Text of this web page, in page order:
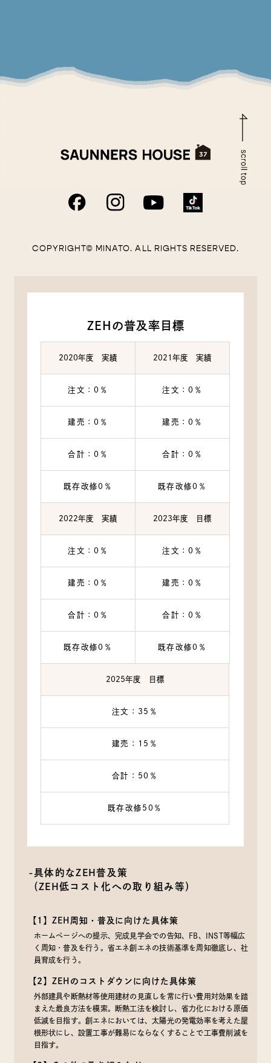
COPYRIGHT© MINATO. ALL RIGHTS RESERVED.
ZEHの普及率目標
2020年度 実績 2021年度 実績
注文：0％ 注文：0％
建売：0％ 建売：0％
合計：0％ 合計：0％
既存改修0％ 既存改修0％
2022年度 実績 2023年度 目標
注文：0％ 注文：0％
建売：0％ 建売：0％
合計：0％ 合計：0％
既存改修0％ 既存改修0％
2025年度 目標
注文：35％
建売：15％
合計：50％
既存改修50％
-具体的なZEH普及策
（ZEH低コスト化への取り組み等）
【1】ZEH周知・普及に向けた具体策
ホームページへの提示、完成見学会での告知、FB、INST等幅広
く周知・普及を行う。省エネ創エネの技術基準を周知徹底し、社
員育成を行う。
【2】ZEHのコストダウンに向けた具体策
外部建具や断熱材等使用建材の見直しを常に行い費用対効果を踏
まえた最良方法を模索。断熱工法を検討し、省力化における原価
低減を目指す。創エネにおいては、太陽光の発電効率を考えた屋
根形状にし、設置工事が難易にならなくすることで工事費削減を
目指す。